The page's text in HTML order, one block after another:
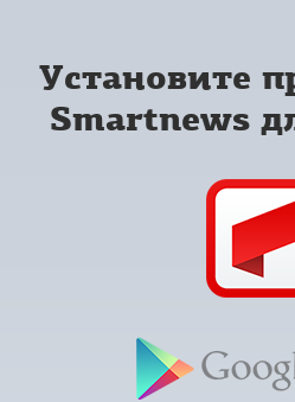
Установите
Smartnews